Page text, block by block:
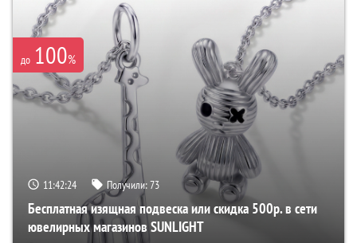
до 100%
11:42:23 Получили:73
Бесплатная изящная подвеска или скидка 500р. в сети
ювелирных магазинов SUNLIGHT